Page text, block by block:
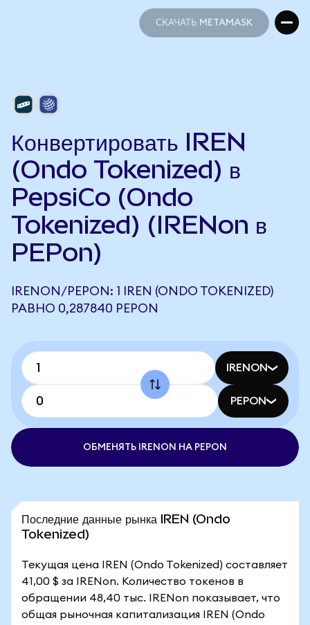
СКАЧАТЬ METAMASK
Конвертировать IREN
(Ondo Tokenized) в
PepsiCo (Ondo
Tokenized) (IRENon в
PEPon)
IRENON/PEPON: 1 IREN (ONDO TOKENIZED)
РАВНО 0,287840 PEPON
IRENON
PEPON
ОБМЕНЯТЬ IRENON НА PEPON
Последние данные рынка IREN (Ondo
Tokenized)
Текущая цена IREN (Ondo Tokenized) составляет
41,00 $ за IRENon. Количество токенов в
обращении 48,40 тыс. IRENon показывает, что
общая рыночная капитализация IREN (Ondo